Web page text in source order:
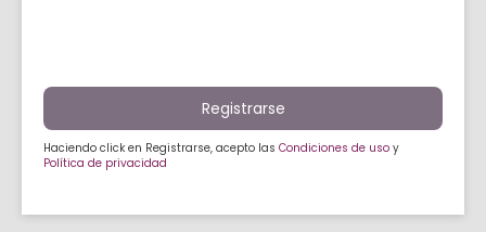
Registrarse
Haciendo click en Registrarse, acepto las Condiciones de uso y
Política de privacidad